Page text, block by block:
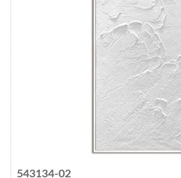
543134-02